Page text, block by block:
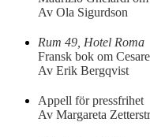
Av Ola Sigurdson
Rum 49, Hotel Roma
Fransk bok om
Av Erik Bergqvist
Appell för pressfrihet
Av Margareta